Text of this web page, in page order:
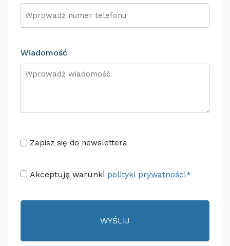
Wiadomość
Senza
Zapisz się do newslettera
Consenso
Akceptuję warunki polityki prywatności *